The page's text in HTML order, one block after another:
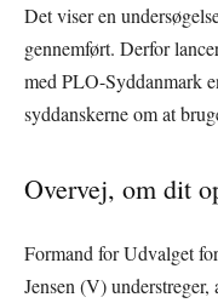
Det viser en
gennemført. Derfor
med PLO-Syddanmark
syddanskerne om at
Overvej, om dit
Formand for Udvalget
Jensen (V)